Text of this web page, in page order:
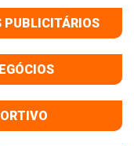
PUBLICITÁRIOS